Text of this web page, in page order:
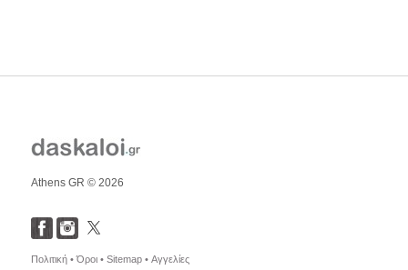
Athens GR © 2026
Πολιτική •Όροι • Sitemap • Αγγελίες